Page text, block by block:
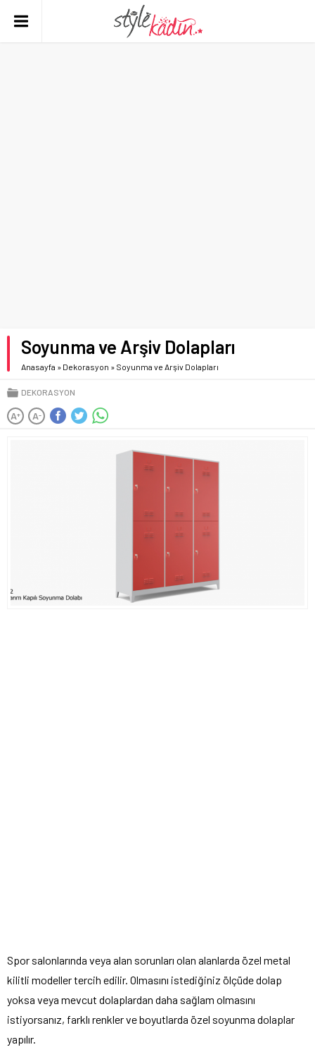
Soyunma ve Arşiv Dolapları
Anasayfa » Dekorasyon » Soyunma ve Arşiv Dolapları
DEKORASYON
A+ A-
Spor salonlarında veya alan sorunları olan alanlarda özel metal
kilitli modeller tercih edilir. Olmasını istediğiniz ölçüde dolap
yoksa veya mevcut dolaplardan daha sağlam olmasını
istiyorsanız, farklı renkler ve boyutlarda özel soyunma dolaplar
yapılır.